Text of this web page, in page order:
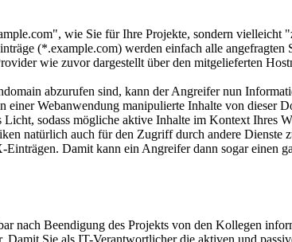
wie Sie für Ihre Projekte, sondern
(*.example.com) werden einfach alle
wie zuvor dargestellt über den mitgelieferten
abzurufen sind, kann der Angreifer nun
Webanwendung manipulierte Inhalte von dieser
sodass mögliche aktive Inhalte im Kontext Ihres
natürlich auch für den Zugriff durch andere
Damit kann ein Angreifer dann sogar einen
nach Beendigung des Projekts von den Kollegen
Damit Sie als IT-Verantwortlicher die aktiven und